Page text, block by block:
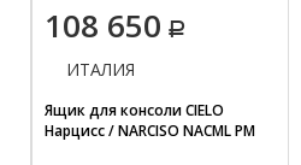
108 650
ИТАЛИЯ
Ящик для консоли CIELO
Нарцисс / NARCISO NACML PM